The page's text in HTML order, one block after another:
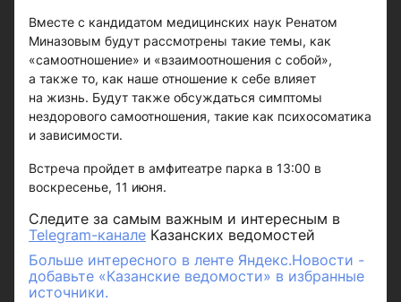
Вместе с кандидатом медицинских наук Ренатом
Миназовым будут рассмотрены такие темы, как
«самоотношение» и «взаимоотношения с собой»,
а также то, как наше отношение к себе влияет
на жизнь. Будут также обсуждаться симптомы
нездорового самоотношения, такие как психосоматика
и зависимости.
Встреча пройдет в амфитеатре парка в 13:00 в
воскресенье, 11 июня.
Следите за самым важным и интересным в
Telegram-канале Казанских ведомостей
Больше интересного в ленте Яндекс.Новости -
добавьте «Казанские ведомости» в избранные
источники.